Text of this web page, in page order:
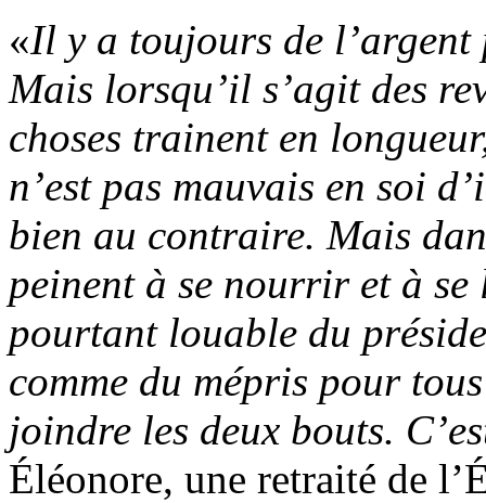
«Il y a toujours de l’argent
Mais lorsqu’il s’agit des
choses trainent en
n’est pas mauvais en soi
bien au contraire. Mais
peinent à se nourrir et à
pourtant louable du
comme du mépris pour
joindre les deux bouts.
Éléonore, une retraité de